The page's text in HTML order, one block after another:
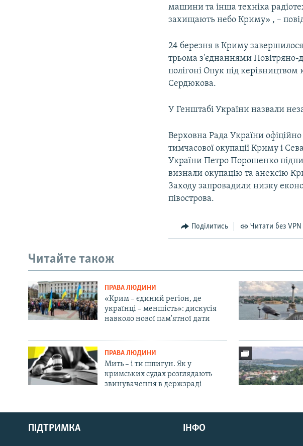
Русский
Qırımtatar
машини та інша техніка
захищають небо Криму» , –
24 березня в Криму
трьома з'єднаннями Повітряно-
полігоні Опук під
Сердюкова.
У Генштабі України назвали
Верховна Рада України
тимчасової окупації Криму і
України Петро Порошенко
визнали окупацію та анексію
Заходу запровадили низку
півострова.
Поділитись Читати без VPN
Читайте також
ПРАВА ЛЮДИНИ
«Крим – єдиний регіон, де
українці – меншість»: дискусія
навколо нової пам'ятної дати
ПРАВА ЛЮДИНИ
Мить – і ти шпигун. Як у
кримських судах розглядають
звинувачення в держзраді
ПІДТРИМКА ІНФО